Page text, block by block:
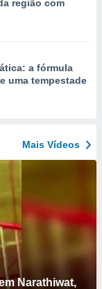
região com
a fórmula
uma tempestade
Mais Vídeos
Narathiwat,